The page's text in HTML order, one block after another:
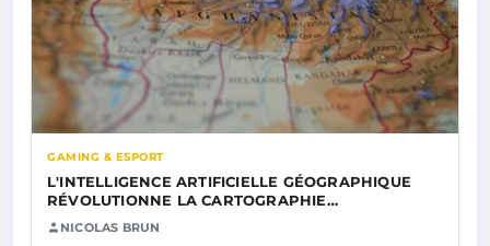
GAMING & ESPORT
L'INTELLIGENCE ARTIFICIELLE GÉOGRAPHIQUE
RÉVOLUTIONNE LA CARTOGRAPHIE…
NICOLAS BRUN